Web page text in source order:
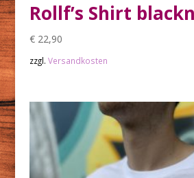
Rollf’s Shirt
€22,90
zzgl. Versandkosten